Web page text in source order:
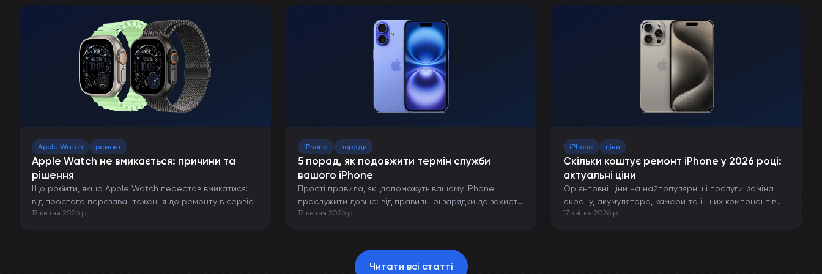
Apple Watch ремонт
Apple Watch не вмикається: причини та
рішення
Що робити, якщо Apple Watch перестав вмикатися:
від простого перезавантаження до ремонту в сервісі.
17 квітня 2026 р.
iPhone поради
5 порад, як подовжити термін служби
вашого iPhone
Прості правила, які допоможуть вашому iPhone
прослужити довше: від правильної зарядки до захисту
від пошкоджень.
17 квітня 2026 р.
iPhone ціни
Скільки коштує ремонт iPhone у 2026 році:
актуальні ціни
Орієнтовні ціни на найпопулярніші послуги: заміна
екрану, акумулятора, камери та інших компонентів
iPhone.
17 квітня 2026 р.
Читати всі статті